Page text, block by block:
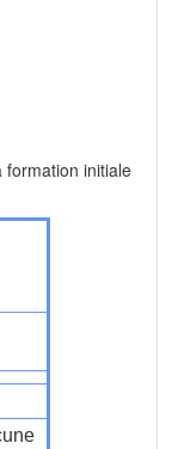
formation initiale